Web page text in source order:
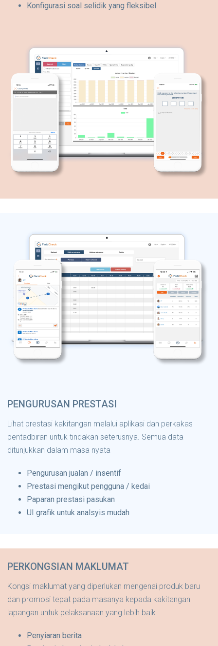
Konfigurasi soal selidik yang fleksibel
PENGURUSAN PRESTASI
Lihat prestasi kakitangan melalui aplikasi dan perkakas
pentadbiran untuk tindakan seterusnya. Semua data
ditunjukkan dalam masa nyata
Pengurusan jualan / insentif
Prestasi mengikut pengguna / kedai
Paparan prestasi pasukan
UI grafik untuk analsyis mudah
PERKONGSIAN MAKLUMAT
Kongsi maklumat yang diperlukan mengenai produk baru
dan promosi tepat pada masanya kepada kakitangan
lapangan untuk pelaksanaan yang lebih baik
Penyiaran berita